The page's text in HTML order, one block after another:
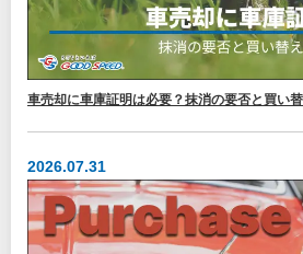
車売却に車庫証明は必要？抹消の要否と買い
2026.07.31